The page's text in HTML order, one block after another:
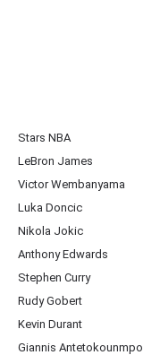
Stars NBA
LeBron James
Victor Wembanyama
Luka Doncic
Nikola Jokic
Anthony Edwards
Stephen Curry
Rudy Gobert
Kevin Durant
Giannis Antetokounmpo